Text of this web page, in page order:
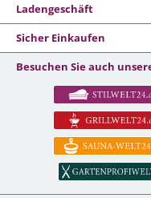
Ladengeschäft
Sicher Einkaufen
Besuchen Sie auch